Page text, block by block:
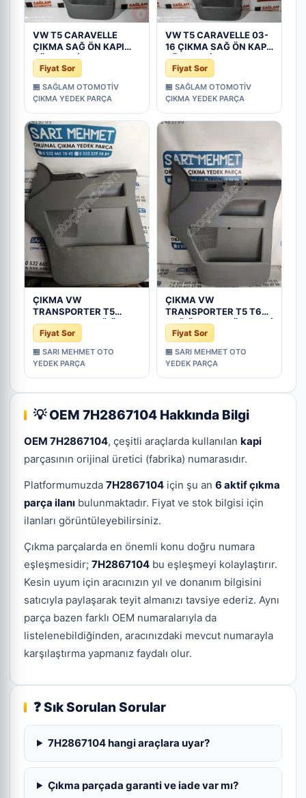
VW T5 CARAVELLE
ÇIKMA SAĞ ÖN KAPI
DÖŞEMESİ OEM;
7H2867104
Fiyat Sor
🏪 SAĞLAM OTOMOTİV
ÇIKMA YEDEK PARÇA
VW T5 CARAVELLE 03-
16 ÇIKMA SAĞ ÖN KAPI
DÖŞEMESİ 7H2867104
Fiyat Sor
🏪 SAĞLAM OTOMOTİV
ÇIKMA YEDEK PARÇA
ÇIKMA VW
TRANSPORTER T5
CARAVELLE SAĞ ÖN
KAPI DÖŞEMESİ - Konya
Fiyat Sor
🏪 SARI MEHMET OTO
YEDEK PARÇA
ÇIKMA VW
TRANSPORTER T5 T6
SAĞ ÖN KAPI DÖŞEMESİ
D-200 - Konya Çıkma
Fiyat Sor
🏪 SARI MEHMET OTO
YEDEK PARÇA
💡 OEM 7H2867104 Hakkında Bilgi
OEM 7H2867104, çeşitli araçlarda kullanılan kapi
parçasının orijinal üretici (fabrika) numarasıdır.
Platformumuzda 7H2867104 için şu an 6 aktif çıkma
parça ilanı bulunmaktadır. Fiyat ve stok bilgisi için
ilanları görüntüleyebilirsiniz.
Çıkma parçalarda en önemli konu doğru numara
eşleşmesidir; 7H2867104 bu eşleşmeyi kolaylaştırır.
Kesin uyum için aracınızın yıl ve donanım bilgisini
satıcıyla paylaşarak teyit almanızı tavsiye ederiz. Aynı
parça bazen farklı OEM numaralarıyla da
listelenebildiğinden, aracınızdaki mevcut numarayla
karşılaştırma yapmanız faydalı olur.
❓ Sık Sorulan Sorular
7H2867104 hangi araçlara uyar?
Çıkma parçada garanti ve iade var mı?